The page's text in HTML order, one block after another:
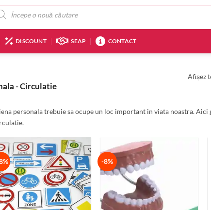
DISCOUNT SEAP CONTACT
- Circulatie
Afișez
personala trebuie sa ocupe un loc important in viata noastra.
-8%